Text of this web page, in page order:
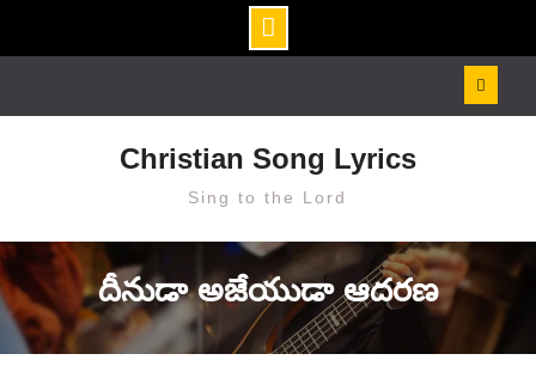
Christian Song Lyrics
Sing to the Lord
దీనుడా అజేయుడా ఆదరణ